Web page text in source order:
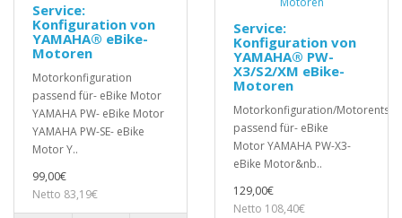
Service:
Konfiguration von
YAMAHA® eBike-
Motoren
Motorkonfiguration
passend für- eBike Motor
YAMAHA PW- eBike Motor
YAMAHA PW-SE- eBike
Motor Y..
99,00€
Netto 83,19€
Service:
Konfiguration von
YAMAHA® PW-
X3/S2/XM eBike-
Motoren
Motorkonfiguration/
passend für- eBike
Motor YAMAHA PW-X3-
eBike Motor&nb..
129,00€
Netto 108,40€